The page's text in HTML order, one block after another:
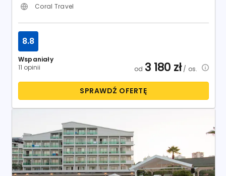
Coral Travel
Wspaniały
11 opinii
8.8
od 3 180 zł/ os.
SPRAWDŹ OFERTĘ